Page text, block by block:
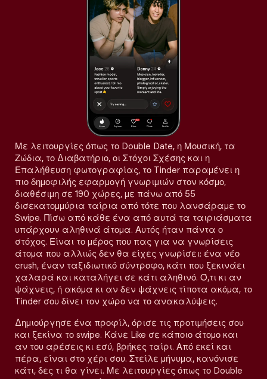
Με λειτουργίες όπως το Double Date, η Μουσική, τα
Ζώδια, το Διαβατήριο, οι Στόχοι Σχέσης και η
Επαλήθευση φωτογραφίας, το Tinder παραμένει η
πιο δημοφιλής εφαρμογή γνωριμιών στον κόσμο,
διαθέσιμη σε 190 χώρες, με πάνω από 55
δισεκατομμύρια ταίρια από τότε που λανσάραμε το
Swipe. Πίσω από κάθε ένα από αυτά τα ταιριάσματα
υπάρχουν αληθινά άτομα. Αυτός ήταν πάντα ο
στόχος. Είναι το μέρος που πας για να γνωρίσεις
άτομα που αλλιώς δεν θα είχες γνωρίσει: ένα νέο
crush, έναν ταξιδιωτικό σύντροφο, κάτι που ξεκινάει
χαλαρά και καταλήγει σε κάτι αληθινό. Ό,τι κι αν
ψάχνεις, ή ακόμα κι αν δεν ψάχνεις τίποτα ακόμα, το
Tinder σου δίνει τον χώρο να το ανακαλύψεις.
Δημιούργησε ένα προφίλ, όρισε τις προτιμήσεις σου
και ξεκίνα το swipe. Κάνε Like σε κάποιο άτομο και
αν του αρέσεις κι εσύ, βρήκες ταίρι. Από εκεί και
πέρα, είναι στο χέρι σου. Στείλε μήνυμα, κανόνισε
κάτι, δες τι θα γίνει. Με λειτουργίες όπως το Double